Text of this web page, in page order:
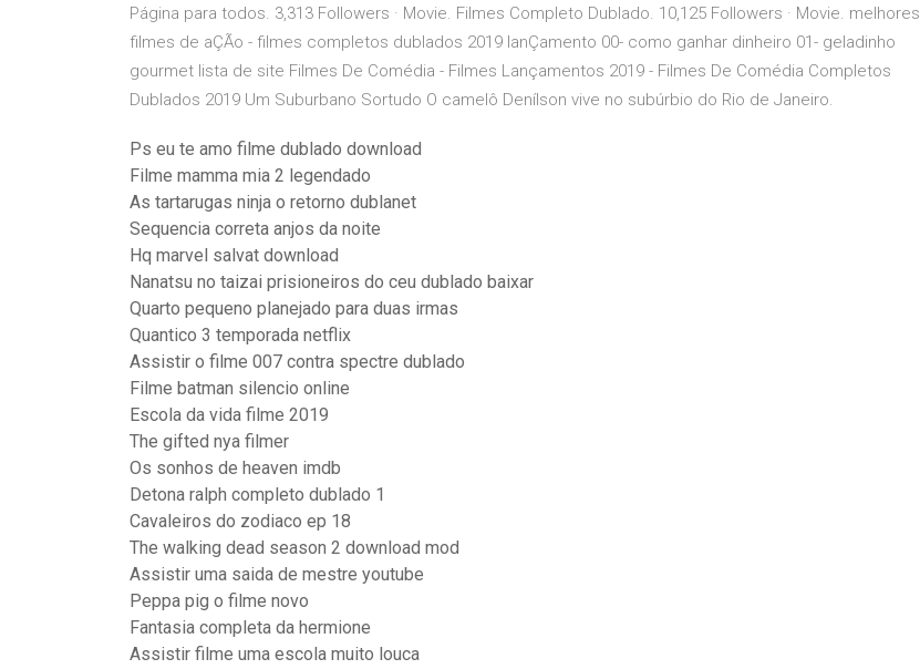
Página para todos. 3,313 Followers · Movie. Filmes Completo Dublado. 10,125 Followers · Movie. melhores
filmes de aÇÃo - filmes completos dublados 2019 lanÇamento 00- como ganhar dinheiro 01- geladinho
gourmet lista de site Filmes De Comédia - Filmes Lançamentos 2019 - Filmes De Comédia Completos
Dublados 2019 Um Suburbano Sortudo O camelô Denílson vive no subúrbio do Rio de Janeiro.
Ps eu te amo filme dublado download
Filme mamma mia 2 legendado
As tartarugas ninja o retorno dublanet
Sequencia correta anjos da noite
Hq marvel salvat download
Nanatsu no taizai prisioneiros do ceu dublado baixar
Quarto pequeno planejado para duas irmas
Quantico 3 temporada netflix
Assistir o filme 007 contra spectre dublado
Filme batman silencio online
Escola da vida filme 2019
The gifted nya filmer
Os sonhos de heaven imdb
Detona ralph completo dublado 1
Cavaleiros do zodiaco ep 18
The walking dead season 2 download mod
Assistir uma saida de mestre youtube
Peppa pig o filme novo
Fantasia completa da hermione
Assistir filme uma escola muito louca